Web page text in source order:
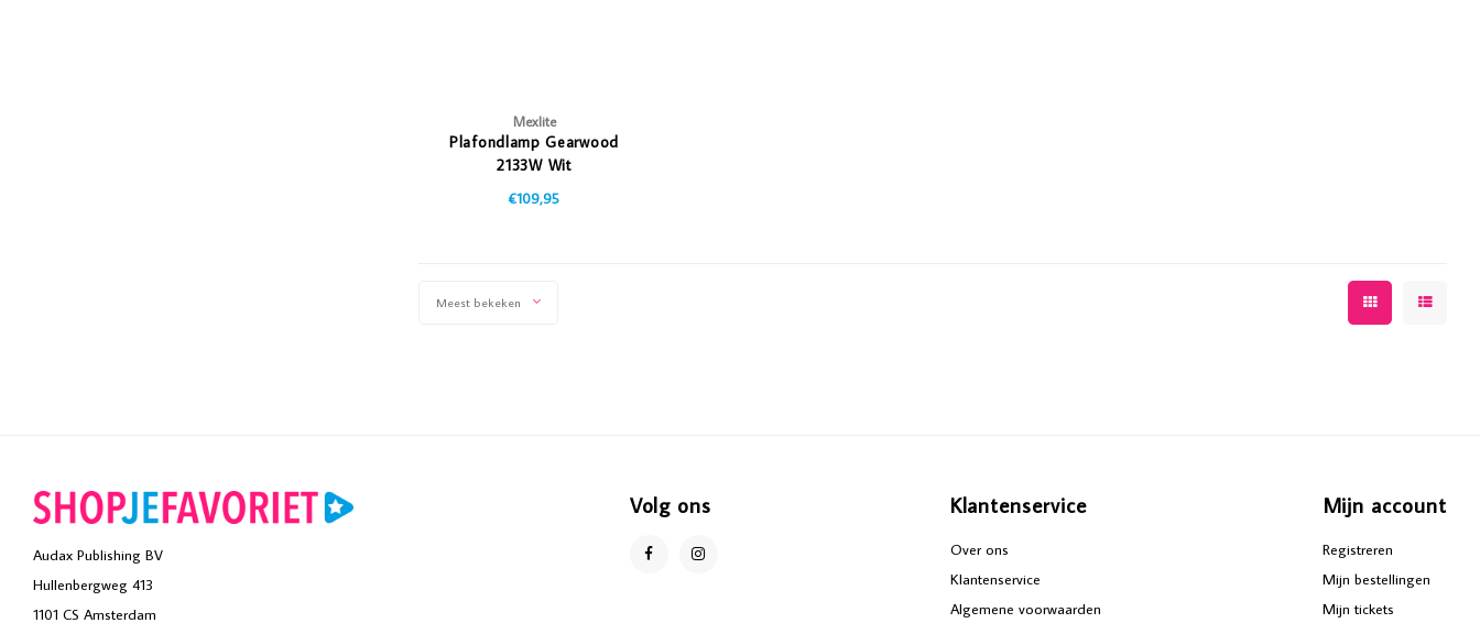
Mexlite
Plafondlamp Gearwood
2133W Wit
€109,95
Meest bekeken
Audax Publishing BV
Hullenbergweg 413
1101 CS Amsterdam
Volg ons Klantenservice
Over ons
Klantenservice
Algemene voorwaarden
Mijn account
Registreren
Mijn bestellingen
Mijn tickets